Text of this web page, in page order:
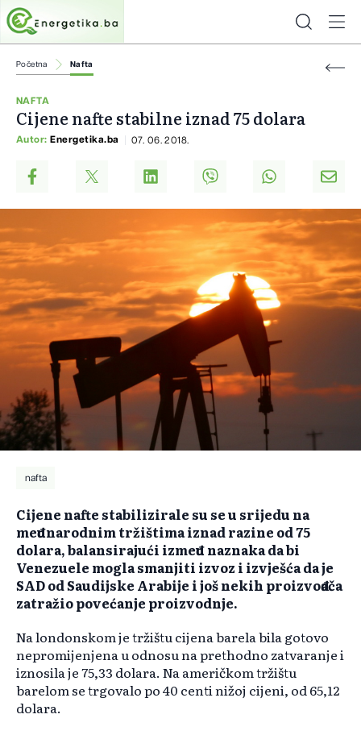
Početna Nafta
NAFTA
Cijene nafte stabilne iznad 75 dolara
Autor: Energetika.ba 07. 06. 2018.
nafta
Cijene nafte stabilizirale su se u srijedu na
međunarodnim tržištima iznad razine od 75
dolara, balansirajući između naznaka da bi
Venezuele mogla smanjiti izvoz i izvješća da je
SAD od Saudijske Arabije i još nekih proizvođača
zatražio povećanje proizvodnje.
Na londonskom je tržištu cijena barela bila gotovo
nepromijenjena u odnosu na prethodno zatvaranje i
iznosila je 75,33 dolara. Na američkom tržištu
barelom se trgovalo po 40 centi nižoj cijeni, od 65,12
dolara.